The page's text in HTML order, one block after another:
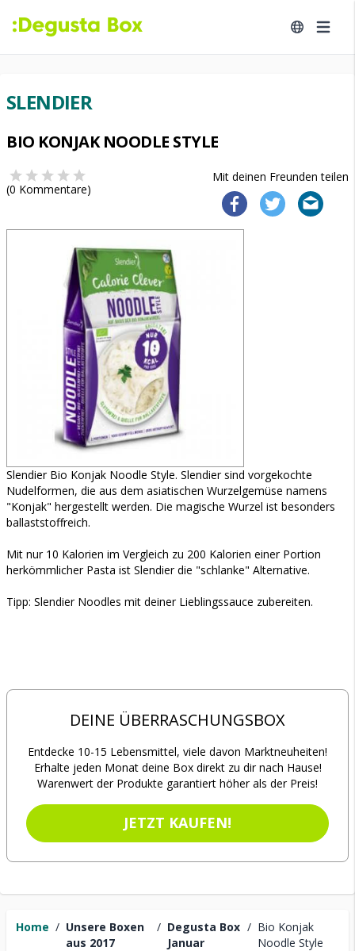
Home / Unsere Boxen
aus 2017
/ Degusta Box
Januar
/ Bio Konjak
Noodle Style
SLENDIER
BIO KONJAK NOODLE STYLE
Mit deinen Freunden teilen
(0 Kommentare)
Slendier Bio Konjak Noodle Style. Slendier sind vorgekochte
Nudelformen, die aus dem asiatischen Wurzelgemüse namens
"Konjak" hergestellt werden. Die magische Wurzel ist besonders
ballaststoffreich.
Mit nur 10 Kalorien im Vergleich zu 200 Kalorien einer Portion
herkömmlicher Pasta ist Slendier die "schlanke" Alternative.
Tipp: Slendier Noodles mit deiner Lieblingssauce zubereiten.
DEINE ÜBERRASCHUNGSBOX
Entdecke 10-15 Lebensmittel, viele davon Marktneuheiten!
Erhalte jeden Monat deine Box direkt zu dir nach Hause!
Warenwert der Produkte garantiert höher als der Preis!
JETZT KAUFEN!